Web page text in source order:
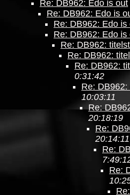
Re: DB962: Edo is out
Re: DB962: Edo is
Re: DB962: Edo is
Re: DB962: Edo is
Re: DB962:
Re: DB962:
Re: DB962:
0:31:42
Re:
10:03:11
Re:
20:18:19
Re:
20:14:11
Re:
Re: